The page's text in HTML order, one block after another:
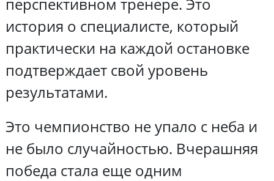
история о специалисте, который
практически на каждой остановке
подтверждает свой уровень
результатами.
Это чемпионство не упало с неба и
не было случайностью. Вчерашняя
победа стала еще одним